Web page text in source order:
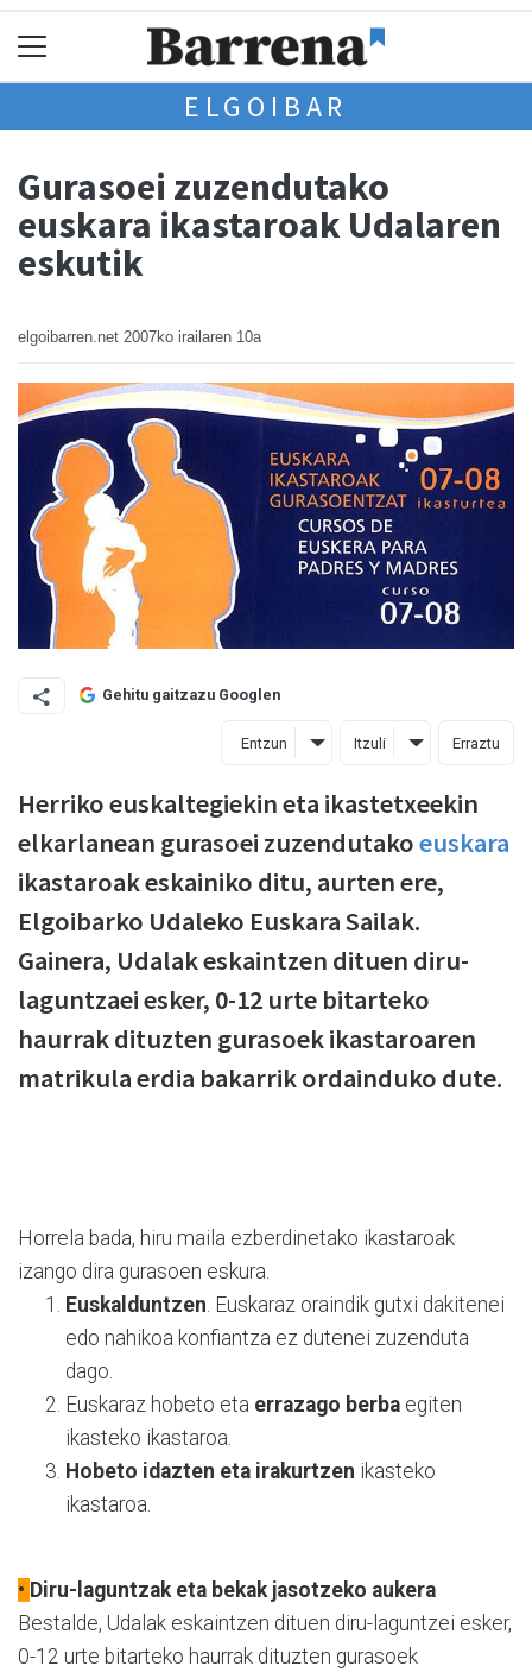
ELGOIBAR
Gurasoei zuzendutako
euskara ikastaroak Udalaren
eskutik
elgoibarren.net 2007ko irailaren 10a
Gehitu gaitzazu Googlen
Entzun Itzuli Erraztu
Herriko euskaltegiekin eta ikastetxeekin
elkarlanean gurasoei zuzendutakoeuskara
ikastaroak eskainiko ditu, aurten ere,
Elgoibarko Udaleko Euskara Sailak.
Gainera, Udalak eskaintzen dituen diru-
laguntzaei esker, 0-12 urte bitarteko
haurrak dituzten gurasoek ikastaroaren
matrikula erdia bakarrik ordainduko dute.
Horrela bada, hiru maila ezberdinetako ikastaroak
izango dira gurasoen eskura.
Euskalduntzen. Euskaraz oraindik gutxi dakitenei
edo nahikoa konfiantza ez dutenei zuzenduta
dago.
Euskaraz hobeto eta errazago berba egiten
ikasteko ikastaroa.
Hobeto idazten eta irakurtzen ikasteko
ikastaroa.
• Diru-laguntzak eta bekak jasotzeko aukera
Bestalde, Udalak eskaintzen dituen diru-laguntzei esker,
0-12 urte bitarteko haurrak dituzten gurasoek